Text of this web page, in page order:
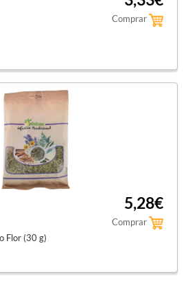
Comprar
5,28€
Comprar
Flor (30 g)